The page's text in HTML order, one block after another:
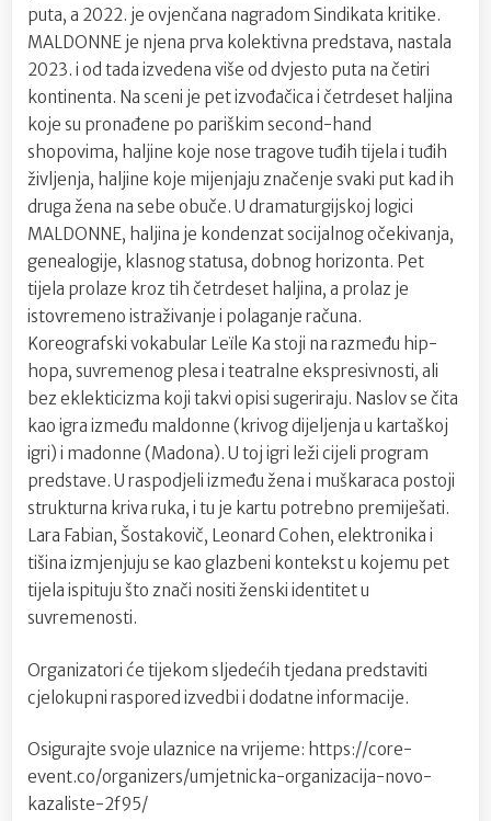
puta, a 2022. je ovjenčana nagradom Sindikata kritike.
MALDONNE je njena prva kolektivna predstava, nastala
2023. i od tada izvedena više od dvjesto puta na četiri
kontinenta. Na sceni je pet izvođačica i četrdeset haljina
koje su pronađene po pariškim second-hand
shopovima, haljine koje nose tragove tuđih tijela i tuđih
življenja, haljine koje mijenjaju značenje svaki put kad ih
druga žena na sebe obuče. U dramaturgijskoj logici
MALDONNE, haljina je kondenzat socijalnog očekivanja,
genealogije, klasnog statusa, dobnog horizonta. Pet
tijela prolaze kroz tih četrdeset haljina, a prolaz je
istovremeno istraživanje i polaganje računa.
Koreografski vokabular Leïle Ka stoji na razmeđu hip-
hopa, suvremenog plesa i teatralne ekspresivnosti, ali
bez eklekticizma koji takvi opisi sugeriraju. Naslov se čita
kao igra između maldonne (krivog dijeljenja u kartaškoj
igri) i madonne (Madona). U toj igri leži cijeli program
predstave. U raspodjeli između žena i muškaraca postoji
strukturna kriva ruka, i tu je kartu potrebno premiješati.
Lara Fabian, Šostakovič, Leonard Cohen, elektronika i
tišina izmjenjuju se kao glazbeni kontekst u kojemu pet
tijela ispituju što znači nositi ženski identitet u
suvremenosti.
Organizatori će tijekom sljedećih tjedana predstaviti
cjelokupni raspored izvedbi i dodatne informacije.
Osigurajte svoje ulaznice na vrijeme: https://core-
event.co/organizers/umjetnicka-organizacija-novo-
kazaliste-2f95/